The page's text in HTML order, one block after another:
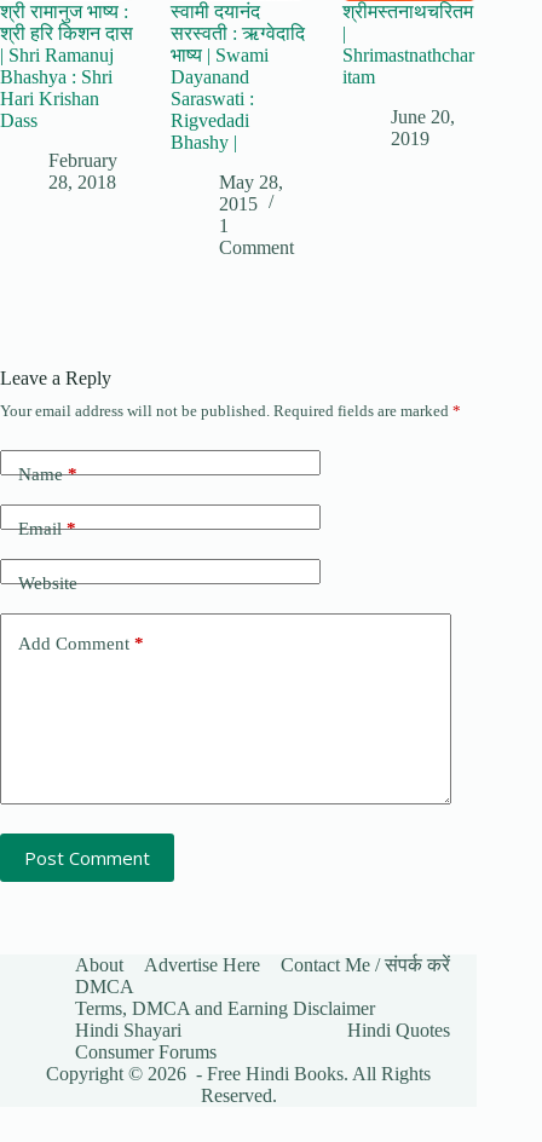
श्री रामानुज भाष्य :
श्री हरि किशन दास
| Shri Ramanuj
Bhashya : Shri
Hari Krishan
Dass
February
28, 2018
स्वामी दयानंद
सरस्वती : ऋग्वेदादि
भाष्य | Swami
Dayanand
Saraswati :
Rigvedadi
Bhashy |
May 28,
2015
1
Comment
श्रीमस्तनाथचरितम
|
Shrimastnathchar
itam
June 20,
2019
Leave a Reply
Your email address will not be published. Required fields are marked *
Name*
Email*
Website
Add Comment *
Post Comment
About Advertise Here
Contact Me / संपर्क करें
DMCA
Terms, DMCA and Earning Disclaimer
Hindi Shayari
Hindi Quotes
Consumer Forums
Copyright © 2026 - Free Hindi Books. All Rights
Reserved.